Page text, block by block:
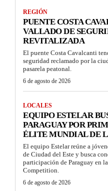
REGIÓN
PUENTE COSTA
VALLADO DE
REVITALIZADA
El puente Costa Cavalcanti
seguridad reclamado por la
pasarela peatonal.
6 de agosto de 2026
LOCALES
EQUIPO ESTELAR
PARAGUAY POR
ÉLITE MUNDIAL DE
El equipo Estelar reúne a
de Ciudad del Este y busca
participación de Paraguay en
Competition.
6 de agosto de 2026